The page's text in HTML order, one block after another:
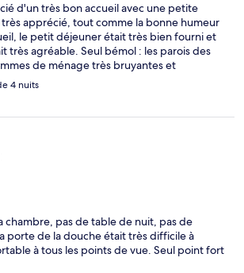
d'un très bon accueil avec une petite
apprécié, tout comme la bonne humeur
le petit déjeuner était très bien fourni et
très agréable. Seul bémol : les parois des
de ménage très bruyantes et
c'était une bonne expérience !
4 nuits
chambre, pas de table de nuit, pas de
porte de la douche était très difficile à
à tous les points de vue. Seul point fort